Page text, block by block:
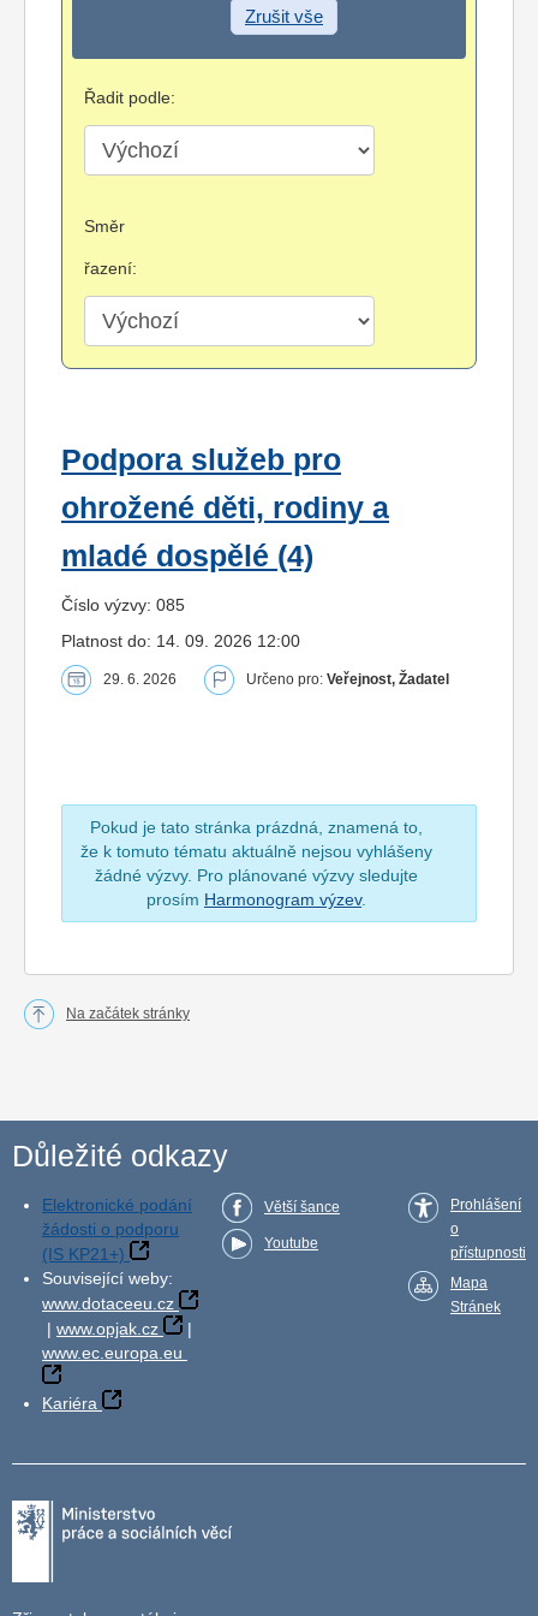
Zrušit vše
Řadit podle:
Směr
řazení:
Podpora služeb pro
ohrožené děti, rodiny a
mladé dospělé (4)
Číslo výzvy: 085
Platnost do: 14. 09. 2026 12:00
29. 6. 2026 Určeno pro: Veřejnost, Žadatel
Pokud je tato stránka prázdná, znamená to,
že k tomuto tématu aktuálně nejsou vyhlášeny
žádné výzvy. Pro plánované výzvy sledujte
prosím Harmonogram výzev.
Na začátek stránky
Důležité odkazy
Elektronické podání
žádosti o podporu
(IS KP21+)
Související weby:
www.dotaceeu.cz
| www.opjak.cz
|
www.ec.europa.eu
Kariéra
Větší šance
Youtube
Prohlášení
o
přístupnosti
Mapa
Stránek